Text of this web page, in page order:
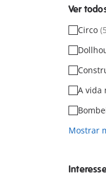
Ver
Circo
A vida
Mostrar